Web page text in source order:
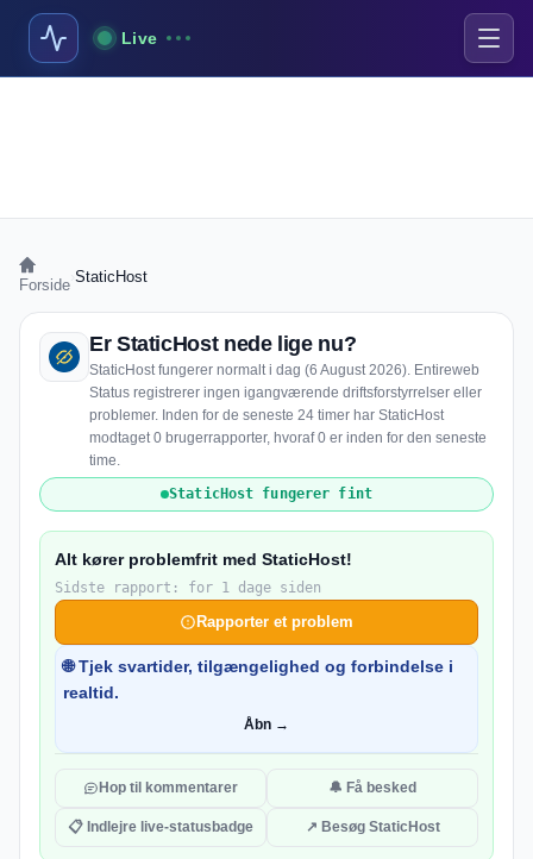
Live
Forside StaticHost
Er StaticHost nede lige nu?
StaticHost fungerer normalt i dag (6 August 2026). Entireweb
Status registrerer ingen igangværende driftsforstyrrelser eller
problemer. Inden for de seneste 24 timer har StaticHost
modtaget 0 brugerrapporter, hvoraf 0 er inden for den seneste
time.
StaticHost fungerer fint
Alt kører problemfrit med StaticHost!
Sidste rapport: for 1 dage siden
Rapporter et problem
🌐 Tjek svartider, tilgængelighed og forbindelse i
realtid.
Åbn →
Hop til kommentarer 🔔 Få besked
📋 Indlejre live-statusbadge ↗ Besøg StaticHost